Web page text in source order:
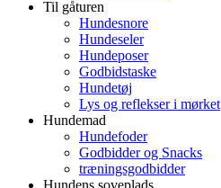
Til gåturen
Hundesnore
Hundeseler
Hundeposer
Godbidstaske
Hundetøj
Lys og reflekser i mørket
Hundemad
Hundefoder
Godbidder og Snacks
træningsgodbidder
Hundens soveplads